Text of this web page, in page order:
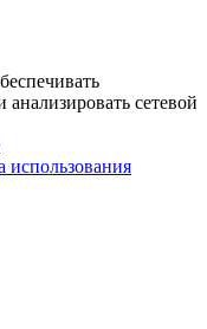
сетевой
использования